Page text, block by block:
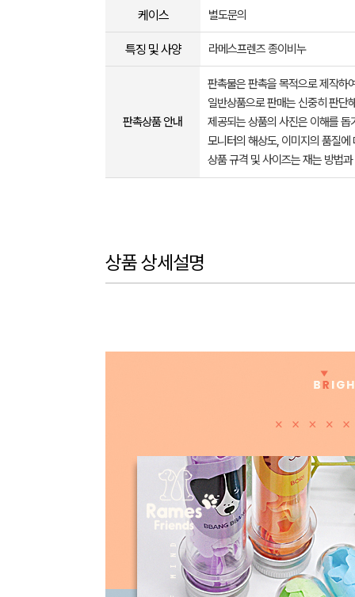
케이스 별도문의
특징 및 사양 라메스프렌즈 종이비누
판촉상품 안내
판촉물은 판촉을 목적으로 제작하
일반상품으로 판매는 신중히 판단
제공되는 상품의 사진은 이해를
모니터의 해상도, 이미지의 품질
상품 규격 및 사이즈는 재는 방법
상품 상세설명